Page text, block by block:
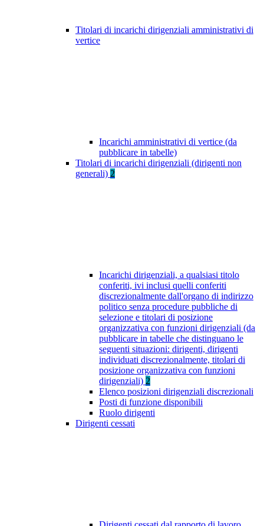
Titolari di incarichi dirigenziali amministrativi di
vertice
Incarichi amministrativi di vertice (da
pubblicare in tabelle)
Titolari di incarichi dirigenziali (dirigenti non
generali) 2
Incarichi dirigenziali, a qualsiasi titolo
conferiti, ivi inclusi quelli conferiti
discrezionalmente dall'organo di indirizzo
politico senza procedure pubbliche di
selezione e titolari di posizione
organizzativa con funzioni dirigenziali (da
pubblicare in tabelle che distinguano le
seguenti situazioni: dirigenti, dirigenti
individuati discrezionalmente, titolari di
posizione organizzativa con funzioni
dirigenziali) 2
Elenco posizioni dirigenziali discrezionali
Posti di funzione disponibili
Ruolo dirigenti
Dirigenti cessati